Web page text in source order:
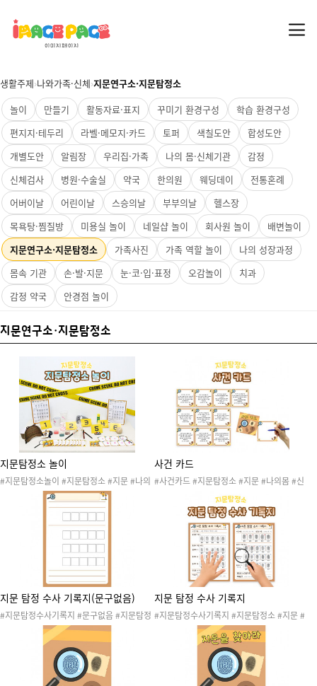
생활주제›나와가족·신체›지문연구소·지문탐정소
놀이
만들기 활동자료·표지 꾸미기 환경구성
학습 환경구성
편지지·테두리
라벨·메모지·카드 토퍼 색칠도안
합성도안
개별도안
알림장 우리집·가족 나의 몸·신체기관
감정
신체검사
병원·수술실 약국 한의원 웨딩데이
전통혼례
어버이날
어린이날 스승의날 부부의날
헬스장
목욕탕·찜질방
미용실 놀이 네일샵 놀이 회사원 놀이
배변놀이
지문연구소·지문탐정소
가족사진 가족 역할 놀이
나의 성장과정
몸속 기관
손·발·지문 눈·코·입·표정 오감놀이
치과
감정 약국
안경점 놀이
지문연구소·지문탐정소
지문탐정소 놀이
#지문탐정소놀이 #지문탐정소 #지문 #나의
몸 #신체 #손 #발 #손가락 #발가락 #지문탐
정 #탐정 #수사 #지문수사 #지문탐정소놀이
#나의몸놀이 #신체놀이 #나의몸활동 #나의
몸놀이 #경찰 #경찰놀이 #과학수사 #탐정놀
사건 카드
#사건카드 #지문탐정소 #지문 #나의몸 #신
체 #손 #발 #손가락 #발가락 #지문탐정 #탐
정 #수사 #지문수사 #지문탐정소놀이 #나의
몸놀이 #신체놀이 #나의몸활동 #나의몸놀이
#경찰 #경찰놀이 #과학수사 #탐정놀이
지문 탐정 수사 기록지(문구없음)
#지문탐정수사기록지 #문구없음 #지문탐정
소 #지문 #나의몸 #신체 #손 #발 #손가락 #
발가락 #지문탐정 #탐정 #수사 #지문수사 #
지문탐정소놀이 #나의몸놀이 #신체놀이 #나
의몸활동 #나의몸놀이 #경찰 #경찰놀이 #과
학수사 #탐정놀이
지문 탐정 수사 기록지
#지문탐정수사기록지 #지문탐정소 #지문 #
나의몸 #신체 #손 #발 #손가락 #발가락 #지
문탐정 #탐정 #수사 #지문수사 #지문탐정소
놀이 #나의몸놀이 #신체놀이 #나의몸활동 #
나의몸놀이 #경찰 #경찰놀이 #과학수사 #탐